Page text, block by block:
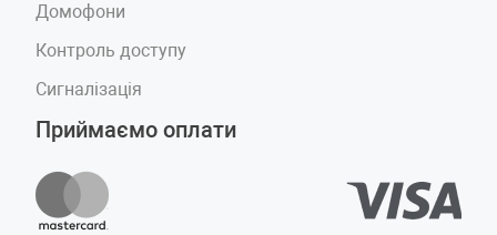
Приймаємо оплати
Домофони
Контроль доступу
Сигналізація